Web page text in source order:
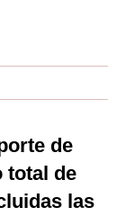
de
total de
las